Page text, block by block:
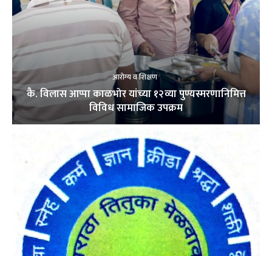
आरोग्य व शिक्षण
कै. विलास आप्पा काळभोर यांच्या १२व्या पुण्यस्मरणानिमित्त
विविध सामाजिक उपक्रम